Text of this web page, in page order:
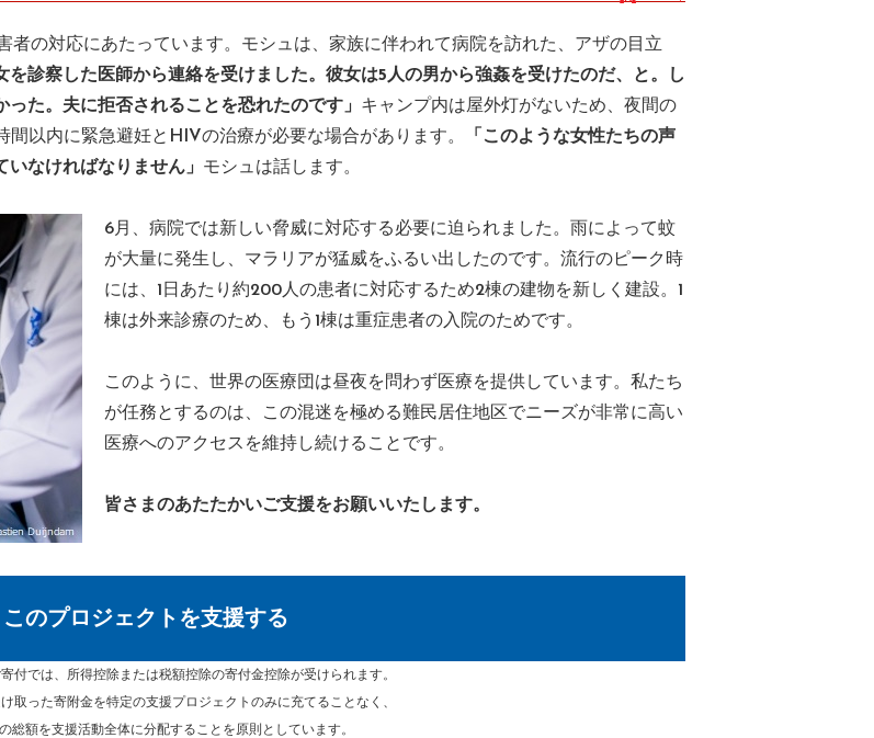
の対応にあたっています。モシュは、家族に伴われて病院を訪れた、アザの目立
を診察した医師から連絡を受けました。彼女は5人の男から強姦を受けたのだ、と。し
た。夫に拒否されることを恐れたのです」 キャンプ内は屋外灯がないため、夜間の
以内に緊急避妊とHIVの治療が必要な場合があります。
「このような女性たちの声
なければなりません」 モシュは話します。
6月、病院では新しい脅威に対応する必要に迫られました。雨によって蚊
が大量に発生し、マラリアが猛威をふるい出したのです。流行のピーク時
には、1日あたり約200人の患者に対応するため2棟の建物を新しく建設。1
棟は外来診療のため、もう1棟は重症患者の入院のためです。
このように、世界の医療団は昼夜を問わず医療を提供しています。私たち
が任務とするのは、この混迷を極める難民居住地区でニーズが非常に高い
医療へのアクセスを維持し続けることです。
皆さまのあたたかいご支援をお願いいたします。
このプロジェクトを支援する
付では、所得控除または税額控除の寄付金控除が受けられます。
取った寄附金を特定の支援プロジェクトのみに充てることなく、
総額を支援活動全体に分配することを原則としています。